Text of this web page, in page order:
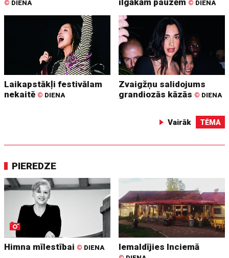
© DIENA © DIENA
Laikapstākļi festivālam
nekaitē © DIENA
Zvaigžņu salidojums
grandiozās kāzās © DIENA
Vairāk TĒMA
PIEREDZE
Himna mīlestībai © DIENA Iemaldījies Inciemā